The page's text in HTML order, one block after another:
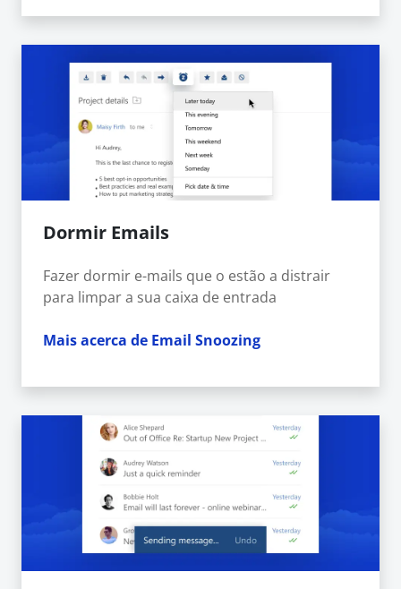
Dormir Emails
Fazer dormir e-mails que o estão a distrair
para limpar a sua caixa de entrada
Mais acerca de Email Snoozing